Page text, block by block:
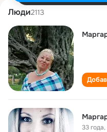
Люди2113
33 года,